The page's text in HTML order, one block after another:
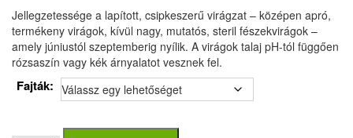
Jellegzetessége a lapított, csipkeszerű virágzat – középen apró,
termékeny virágok, kívül nagy, mutatós, steril fészekvirágok –
amely júniustól szeptemberig nyílik. A virágok talaj pH-tól függően
rózsaszín vagy kék árnyalatot vesznek fel.
Fajták: